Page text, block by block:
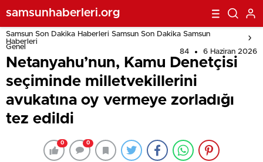
samsunhaberleri.org
Samsun Son Dakika Haberleri Samsun Son Dakika Samsun
Haberleri
Genel
84 6 Haziran 2026
Netanyahu’nun, Kamu Denetçisi
seçiminde milletvekillerini
avukatına oy vermeye zorladığı
tez edildi
0 0